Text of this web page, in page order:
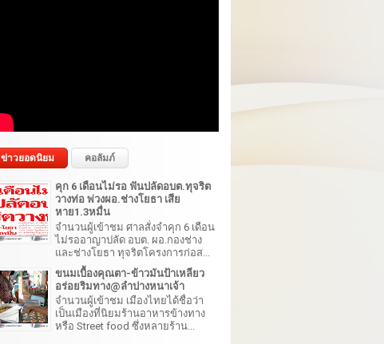
ข่าวยอดนิยม คอลัมภ์
คุก 6 เดือนไม่รอ ฟันปลัดอบต.ทุจริต
วางท่อ พ่วงผอ.ช่างโยธา เสีย
หาย1.3หมื่น
จำนวนผู้เข้าชม ศาลสั่งจำคุก 6 เดือน
ไม่รออาญาปลัด อบต. ผอ.กองช่าง
และช่างโยธา ทุจริตโครงการก่อส...
ขนมเบื้องคุณตา-ข้าวมันป้าเหลียว
อร่อยริมทาง@ลำปางหนาเจ้า
จำนวนผู้เข้าชม เมืองไทยได้ชื่อว่า
เป็นเมืองที่นิยมร้านอาหารข้างทาง
หรือ Street food ซึ่งหลายร้าน...